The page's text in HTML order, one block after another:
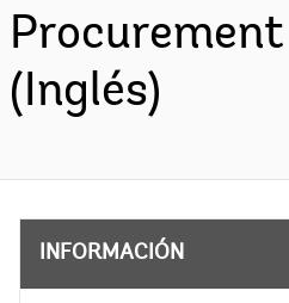
(Inglés)
INFORMACIÓN